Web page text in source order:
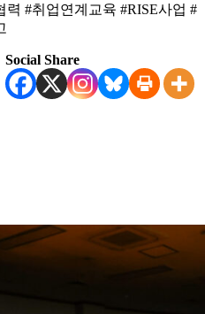
#취업연계교육 #RISE사업 #
Social Share